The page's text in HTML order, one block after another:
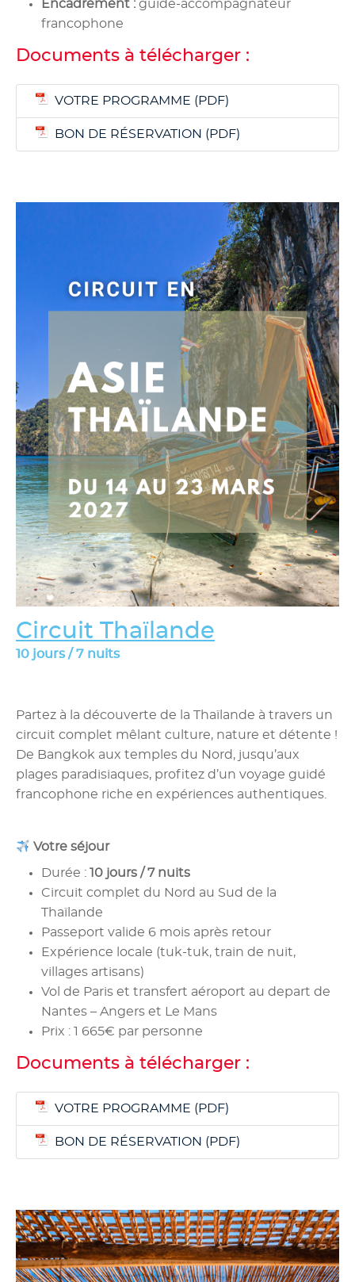
Encadrement : guide-accompagnateur
francophone
Documents à télécharger :
VOTRE PROGRAMME
BON DE RÉSERVATION
Circuit Thaïlande
10 jours / 7 nuits
Partez à la découverte de la Thaïlande à travers un
circuit complet mêlant culture, nature et détente !
De Bangkok aux temples du Nord, jusqu’aux
plages paradisiaques, profitez d’un voyage guidé
francophone riche en expériences authentiques.
Votre séjour
Durée : 10 jours / 7 nuits
Circuit complet du Nord au Sud de la
Thaïlande
Passeport valide 6 mois après retour
Expérience locale (tuk-tuk, train de nuit,
villages artisans)
Vol de Paris et transfert aéroport au depart de
Nantes – Angers et Le Mans
Prix : 1 665€ par personne
Documents à télécharger :
VOTRE PROGRAMME
BON DE RÉSERVATION